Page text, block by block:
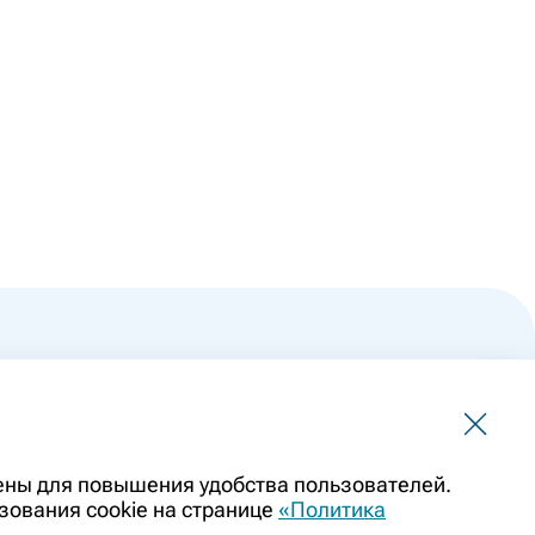
должна использоваться для самостоятельной
заменой очной консультации врача. Перед применением
препарата. Информация о лекарственных
для повышения удобства пользователей.
cookie на странице «Политика